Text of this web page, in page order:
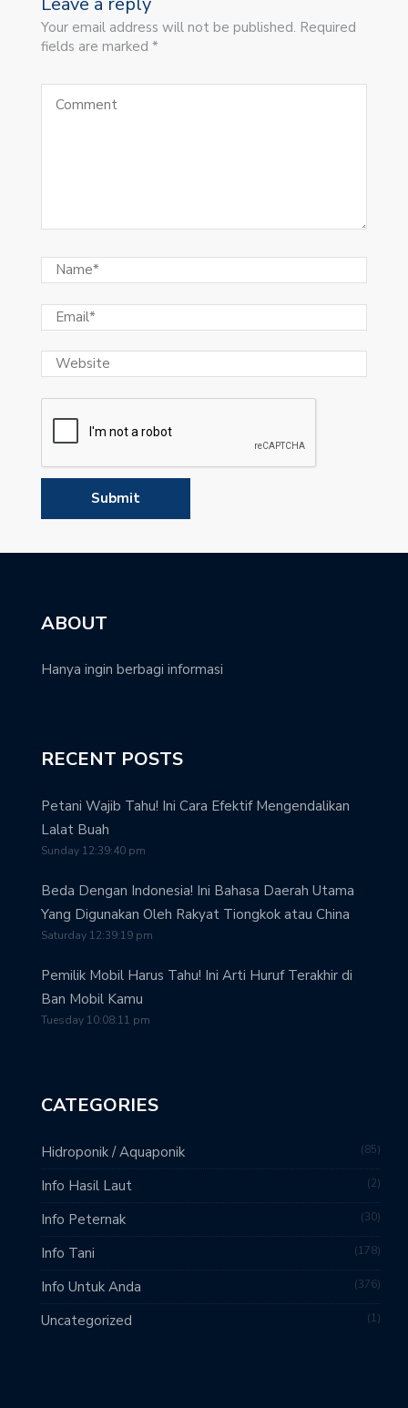
Your email address will not be published. Required
fields are marked *
ABOUT
Hanya ingin berbagi informasi
RECENT POSTS
Petani Wajib Tahu! Ini Cara Efektif Mengendalikan
Lalat Buah
Sunday 12:39:40 pm
Beda Dengan Indonesia! Ini Bahasa Daerah Utama
Yang Digunakan Oleh Rakyat Tiongkok atau China
Saturday 12:39:19 pm
Pemilik Mobil Harus Tahu! Ini Arti Huruf Terakhir di
Ban Mobil Kamu
Tuesday 10:08:11 pm
CATEGORIES
Hidroponik / Aquaponik 85
Info Hasil Laut 2
Info Peternak 30
Info Tani 178
Info Untuk Anda 376
Uncategorized 1